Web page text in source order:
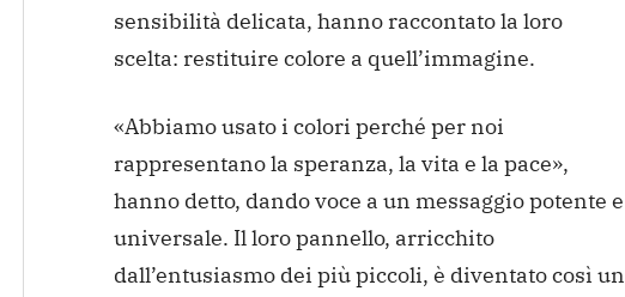
sensibilità delicata, hanno raccontato la loro
scelta: restituire colore a quell’immagine.
«Abbiamo usato i colori perché per noi
rappresentano la speranza, la vita e la pace»,
hanno detto, dando voce a un messaggio potente e
universale. Il loro pannello, arricchito
dall’entusiasmo dei più piccoli, è diventato così un